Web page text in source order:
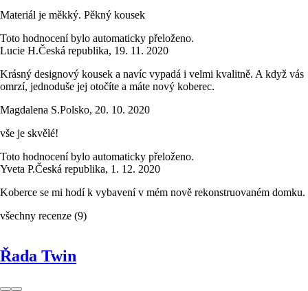
Materiál je měkký. Pěkný kousek
Toto hodnocení bylo automaticky přeloženo.
Lucie H.Česká republika, 19. 11. 2020
Krásný designový kousek a navíc vypadá i velmi kvalitně. A když vás
omrzí, jednoduše jej otočíte a máte nový koberec.
Magdalena S.Polsko, 20. 10. 2020
vše je skvělé!
Toto hodnocení bylo automaticky přeloženo.
Yveta P.Česká republika, 1. 12. 2020
Koberce se mi hodí k vybavení v mém nově rekonstruovaném domku.
všechny recenze (9)
Řada Twin